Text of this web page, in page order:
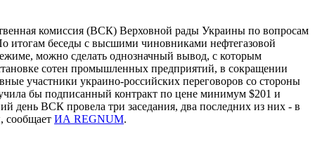
комиссия (ВСК) Верховной рады Украины по вопросам
итогам беседы с высшими чиновниками нефтегазовой
можно сделать однозначный вывод, с которым
сотен промышленных предприятий, в сокращении
участники украино-российских переговоров со стороны
бы подписанный контракт по цене минимум $201 и
день ВСК провела три заседания, два последних из них - в
сообщает ИА REGNUM.